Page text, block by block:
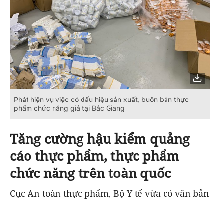
Phát hiện vụ việc có dấu hiệu sản xuất, buôn bán thực
phẩm chức năng giả tại Bắc Giang
Tăng cường hậu kiểm quảng
cáo thực phẩm, thực phẩm
chức năng trên toàn quốc
Cục An toàn thực phẩm, Bộ Y tế vừa có văn bản